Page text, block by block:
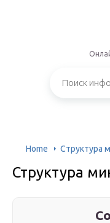
Home Структура
Структура